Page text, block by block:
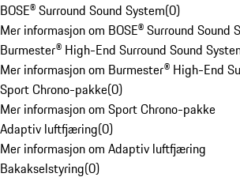
BOSE® Surround Sound System(0)
Mer informasjon om BOSE® Surround Sound
Burmester® High-End Surround Sound
Mer informasjon om Burmester® High-End
Sport Chrono-pakke(0)
Mer informasjon om Sport Chrono-pakke
Adaptiv luftfjæring(0)
Mer informasjon om Adaptiv luftfjæring
Bakakselstyring(0)